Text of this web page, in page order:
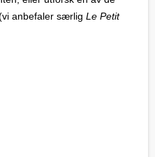
anbefaler særlig Le Petit